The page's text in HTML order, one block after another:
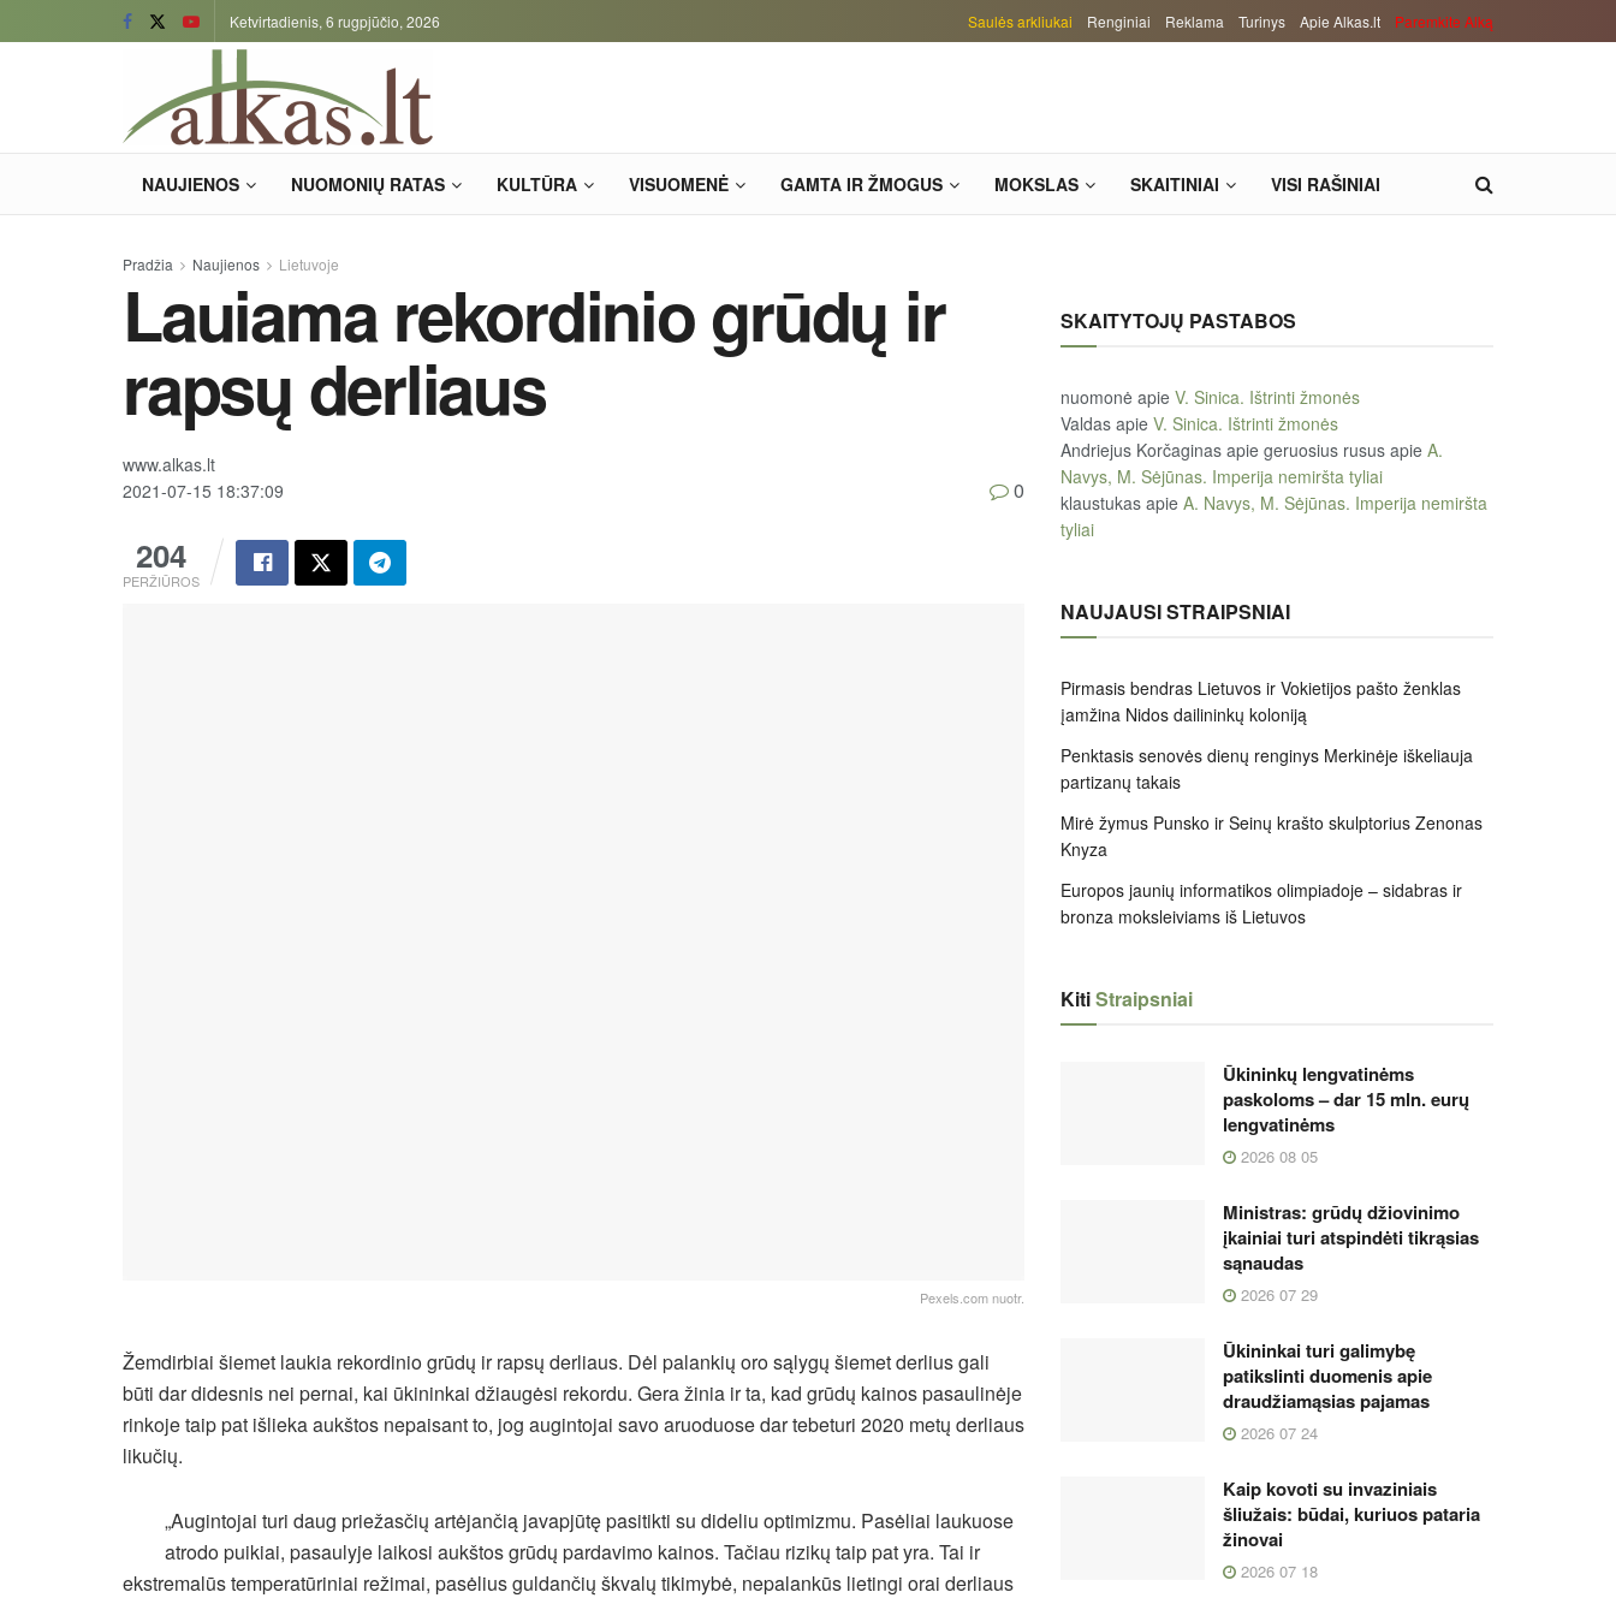
Ketvirtadienis, 6 rugpjūčio, 2026 Saulės arkliukai Renginiai Reklama Turinys Apie Alkas.lt Paremkite Alką
NAUJIENOS NUOMONIŲ RATAS KULTŪRA VISUOMENĖ GAMTA IR ŽMOGUS MOKSLAS SKAITINIAI VISI RAŠINIAI
Pradžia Naujienos Lietuvoje
Lauiama rekordinio grūdų ir
rapsų derliaus
www.alkas.lt
2021-07-15 18:37:09
204
PERŽIŪROS
0
Pexels.com nuotr.
Žemdirbiai šiemet laukia rekordinio grūdų ir rapsų derliaus. Dėl palankių oro sąlygų šiemet derlius gali
būti dar didesnis nei pernai, kai ūkininkai džiaugėsi rekordu. Gera žinia ir ta, kad grūdų kainos pasaulinėje
rinkoje taip pat išlieka aukštos nepaisant to, jog augintojai savo aruoduose dar tebeturi 2020 metų derliaus
likučių.
„Augintojai turi daug priežasčių artėjančią javapjūtę pasitikti su dideliu optimizmu. Pasėliai laukuose
atrodo puikiai, pasaulyje laikosi aukštos grūdų pardavimo kainos. Tačiau rizikų taip pat yra. Tai ir
ekstremalūs temperatūriniai režimai, pasėlius guldančių škvalų tikimybė, nepalankūs lietingi orai derliaus
SKAITYTOJŲ PASTABOS
nuomonė apie V. Sinica. Ištrinti žmonės
Valdas apie V. Sinica. Ištrinti žmonės
Andriejus Korčaginas apie geruosius rusus apie A.
Navys, M. Sėjūnas. Imperija nemiršta tyliai
klaustukas apie A. Navys, M. Sėjūnas. Imperija nemiršta
tyliai
NAUJAUSI STRAIPSNIAI
Pirmasis bendras Lietuvos ir Vokietijos pašto ženklas
įamžina Nidos dailininkų koloniją
Penktasis senovės dienų renginys Merkinėje iškeliauja
partizanų takais
Mirė žymus Punsko ir Seinų krašto skulptorius Zenonas
Knyza
Europos jaunių informatikos olimpiadoje – sidabras ir
bronza moksleiviams iš Lietuvos
KitiStraipsniai
Ūkininkų lengvatinėms
paskoloms – dar 15 mln. eurų
lengvatinėms
2026 08 05
Ministras: grūdų džiovinimo
įkainiai turi atspindėti tikrąsias
sąnaudas
2026 07 29
Ūkininkai turi galimybę
patikslinti duomenis apie
draudžiamąsias pajamas
2026 07 24
Kaip kovoti su invaziniais
šliužais: būdai, kuriuos pataria
žinovai
2026 07 18